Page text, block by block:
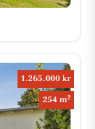
1.265.000 kr
254 m2